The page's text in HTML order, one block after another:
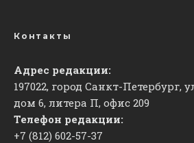
Контакты
Адрес редакции:
197022, город Санкт-Петербург,
дом 6, литера П, офис 209
Телефон редакции:
+7 (812) 602-57-37